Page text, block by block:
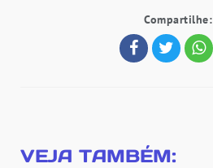
Compartilhe:
VEJA TAMBÉM: